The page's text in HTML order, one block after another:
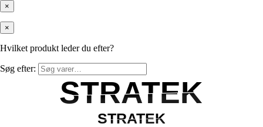
×
×
Hvilket produkt leder du efter?
Søg efter:
STRATEK
STRATEK
STRATEK
STRATEK